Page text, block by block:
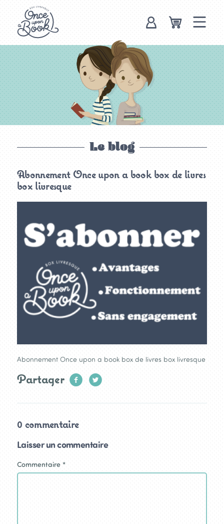
Le blog
Abonnement Once upon a book box de livres
box livresque
Abonnement Once upon a book box de livres box livresque
Partager
0 commentaire
Laisser un commentaire
Commentaire *